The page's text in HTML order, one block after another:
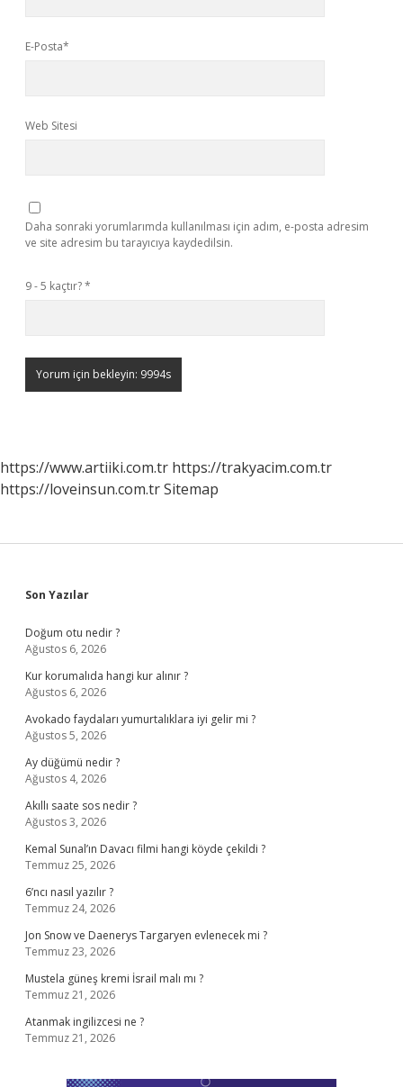
E-Posta*
Web Sitesi
Daha sonraki yorumlarımda kullanılması için adım, e-posta adresim
ve site adresim bu tarayıcıya kaydedilsin.
9 - 5 kaçtır?*
https://www.artiiki.com.tr https://trakyacim.com.tr
https://loveinsun.com.trSitemap
Sidebar
Son Yazılar
Doğum otu nedir ?
Ağustos 6, 2026
Kur korumalıda hangi kur alınır ?
Ağustos 6, 2026
Avokado faydaları yumurtalıklara iyi gelir mi ?
Ağustos 5, 2026
Ay düğümü nedir ?
Ağustos 4, 2026
Akıllı saate sos nedir ?
Ağustos 3, 2026
Kemal Sunal’ın Davacı filmi hangi köyde çekildi ?
Temmuz 25, 2026
6’ncı nasıl yazılır ?
Temmuz 24, 2026
Jon Snow ve Daenerys Targaryen evlenecek mi ?
Temmuz 23, 2026
Mustela güneş kremi İsrail malı mı ?
Temmuz 21, 2026
Atanmak ingilizcesi ne ?
Temmuz 21, 2026